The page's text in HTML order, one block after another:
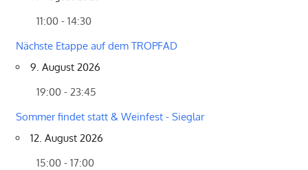
11:00 - 14:30
Nächste Etappe auf dem TROPFAD
9. August 2026
19:00 - 23:45
Sommer findet statt & Weinfest - Sieglar
12. August 2026
15:00 - 17:00